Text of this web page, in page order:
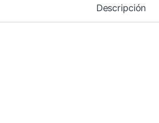
Descripción